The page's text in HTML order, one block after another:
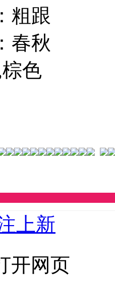
粗跟
春秋
色
上新
开网页